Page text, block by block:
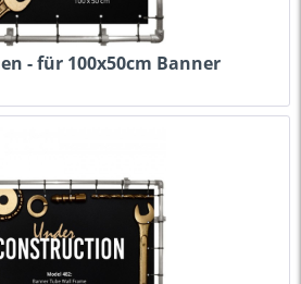
- für 100x50cm Banner